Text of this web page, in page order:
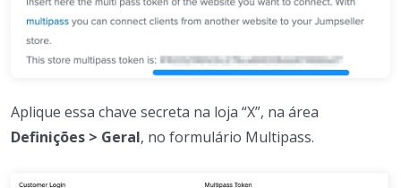
Aplique essa chave secreta na loja “X”, na área
Definições > Geral, no formulário Multipass.